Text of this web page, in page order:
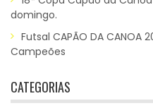
domingo.
Futsal CAPÃO DA CANOA
Campeões
CATEGORIAS